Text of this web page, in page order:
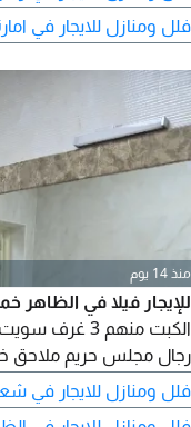
فلل ومنازل للايجار في
منذ 14 يوم
رجال مجلس حريم ملاحق
غسيل حوش مستقل عقد
فلل ومنازل للايجار في